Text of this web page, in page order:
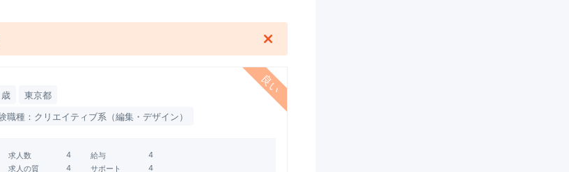
東京都
職種：クリエイティブ系（編集・デザイン）
求人数
給与
求人の質
サポート